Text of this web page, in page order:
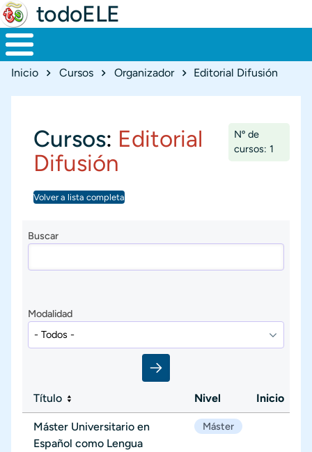
todoELE
Ruta de navegación
Inicio Cursos Organizador Editorial Difusión
Cursos: Editorial
Difusión
Nº de
cursos: 1
Volver a lista completa
Buscar
Modalidad
Título Nivel Inicio
Máster Universitario en
Español como Lengua
Máster